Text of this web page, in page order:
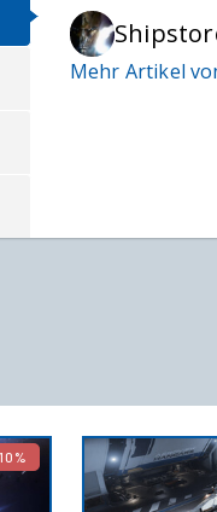
Mehr Artikel
10%